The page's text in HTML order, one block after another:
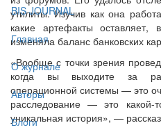
BIS JOURNAL
Главная
О журнале
Авторы
Блоги
утилиты. Изучив как она
какие артефакты
изменяла баланс банковских
«Вообще с точки зрения
когда вы выходите за
операционной системы — это
расследование — это какой-
уникальная история», —